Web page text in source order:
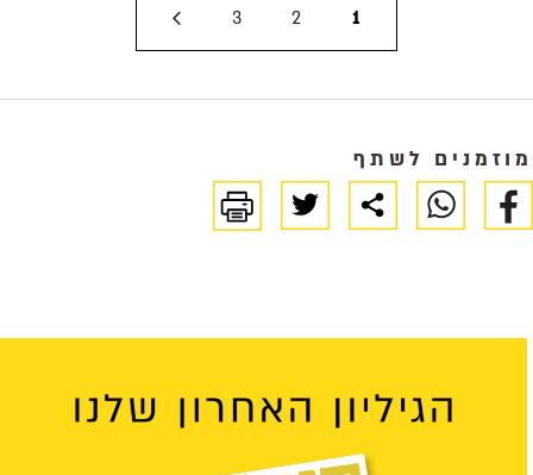
1
2
3
מוזמנים לשתף